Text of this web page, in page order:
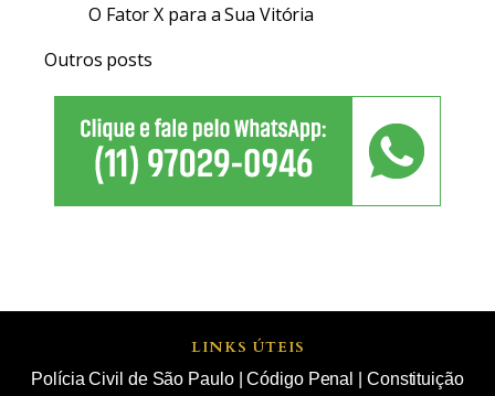
O Fator X para a Sua Vitória
Outros posts
LINKS ÚTEIS
Polícia Civil de São Paulo|Código Penal
Constituição